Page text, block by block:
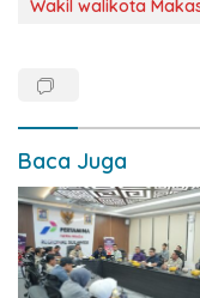
Wakil walikota
Baca Juga